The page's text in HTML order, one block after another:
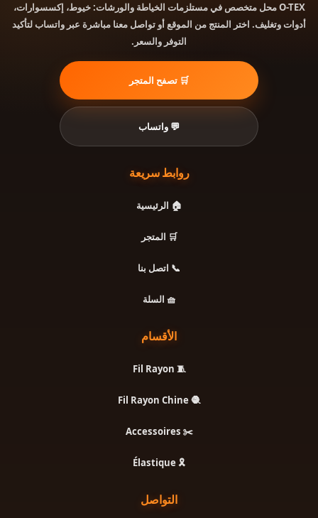
O-TEXمحل متخصص في مستلزمات الخياطة والورشات: خيوط، إكسسوارات،
أدوات وتغليف. اختر المنتج من الموقع أو تواصل معنا مباشرة عبر واتساب لتأكيد
التوفر والسعر.
🛒 تصفح المتجر
💬 واتساب
روابط سريعة
🏠 الرئيسية
🛒 المتجر
📞 اتصل بنا
🧺 السلة
الأقسام
🧵 Fil Rayon
🧶 Fil Rayon Chine
✂️ Accessoires
🎗️ Élastique
التواصل